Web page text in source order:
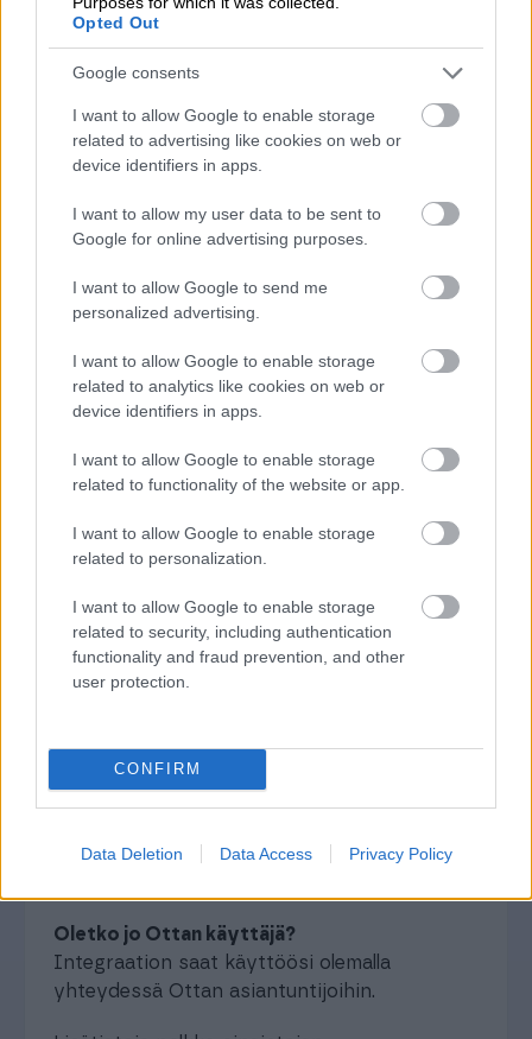
Opted Out
Google consents
I want to allow Google to enable storage
related to advertising like cookies on web or
device identifiers in apps.
I want to allow my user data to be sent to
Google for online advertising purposes.
I want to allow Google to send me
personalized advertising.
I want to allow Google to enable storage
related to analytics like cookies on web or
device identifiers in apps.
I want to allow Google to enable storage
related to functionality of the website or app.
I want to allow Google to enable storage
related to personalization.
I want to allow Google to enable storage
related to security, including authentication
functionality and fraud prevention, and other
user protection.
CONFIRM
Data Deletion Data Access Privacy Policy
Jos työaika- ja poissaolotietoja halutaan
kohdistaa projektille, on myös projektinumeron
täsmättävä ohjelmistojen välillä
Palkkalajit (myös poissaololajien palkkalajit) tulee
määrittää vastaamaan toisiaan
Palkkakaudet on useimmiten oltava käytössä
Jos integraatiolle halutaan liittää muuta kuin
palvelun suorittamaa TES-tulkintaa, eri dimensioille
viemistä tai muuta automaattista laskentaa, on
integraatiokonsultin toimesta. Tällaisen integraation
toteutusaikataulu ja -hinta määritellään aina
Otta
Ratkaisualue:
Toimittaja:
Verkkosivut
Oletko jo Ottan käyttäjä?
Integraation saat käyttöösi olemalla
yhteydessä Ottan asiantuntijoihin.